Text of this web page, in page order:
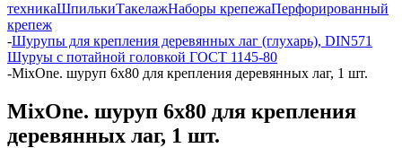
техникаШпилькиТакелажНаборы крепежаПерфорированный
крепеж
-Шурупы для крепления деревянных лаг (глухарь), DIN571
Шуруы с потайной головкой ГОСТ 1145-80
-MixOne. шуруп 6х80 для крепления деревянных лаг, 1 шт.
MixOne. шуруп 6х80 для крепления
деревянных лаг, 1 шт.